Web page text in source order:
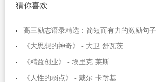
猜你喜欢
高三励志语录精选：简短而有力的激励句子
《大思想的神奇》 - 大卫·舒瓦茨
《精益创业》 - 埃里克·莱斯
《人性的弱点》 - 戴尔·卡耐基